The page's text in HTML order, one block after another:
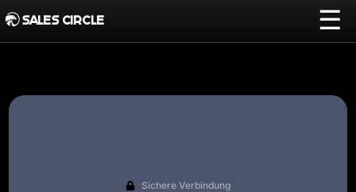
SALES CIRCLE ☰
Sichere Verbindung